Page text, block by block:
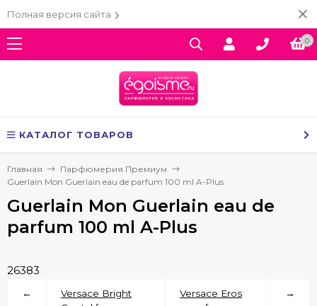
Полная версия сайта
0
КАТАЛОГ ТОВАРОВ
Главная
Парфюмерия Премиум
Guerlain Mon Guerlain eau de parfum 100 ml A-Plus
Guerlain Mon Guerlain eau de
parfum 100 ml A-Plus
26383
←
Versace Bright
Versace Eros
→